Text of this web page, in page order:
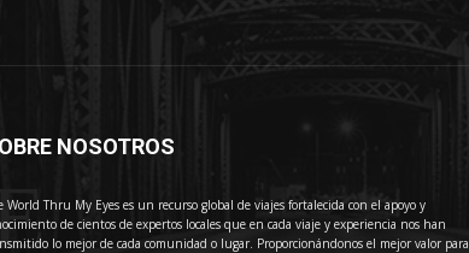
NOSOTROS
World Thru My Eyes es un recurso global de viajes fortalecida con el apoyo y
de cientos de expertos locales que en cada viaje y experiencia nos han
lo mejor de cada comunidad o lugar. Proporcionándonos el mejor valor para